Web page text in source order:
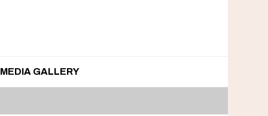
MEDIA GALLERY